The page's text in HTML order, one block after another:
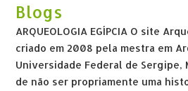
Blogs
ARQUEOLOGIA EGÍPCIA O site
criado em 2008 pela mestra em
Universidade Federal de Sergipe,
de não ser propriamente uma